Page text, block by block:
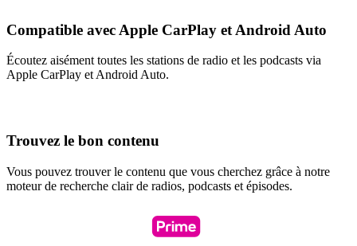
Compatible avec Apple CarPlay et Android Auto
Écoutez aisément toutes les stations de radio et les podcasts via
Apple CarPlay et Android Auto.
Trouvez le bon contenu
Vous pouvez trouver le contenu que vous cherchez grâce à notre
moteur de recherche clair de radios, podcasts et épisodes.